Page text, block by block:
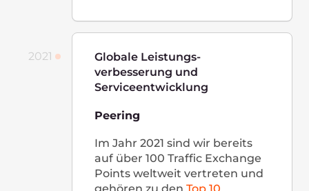
Unsere Büros
Luxembourg HQ
2 Rue Edmond Reuter,
5326, Contern, Luxembourg